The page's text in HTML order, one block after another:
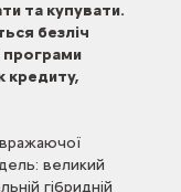
та купувати.
безліч
програми
кредиту,
великий
гібридній